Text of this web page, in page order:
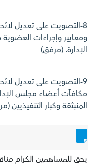
8-التصويت على تعديل
ومعايير وإجراءات
الإدارة. (مرفق)
9-التصويت على تعديل
مكافآت أعضاء مجلس
المنبثقة وكبار التنفيذيين
يحق للمساهمين الكرام